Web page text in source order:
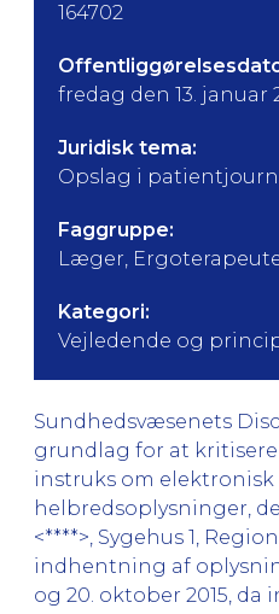
164702
fredag den 13. januar
Juridisk tema:
Opslag i
Faggruppe:
Læger,
Kategori:
Vejledende og
Sundhedsvæsenets
grundlag for at
instruks om
helbredsoplysninger,
<****>, Sygehus 1,
indhentning af
og 20. oktober 2015, da